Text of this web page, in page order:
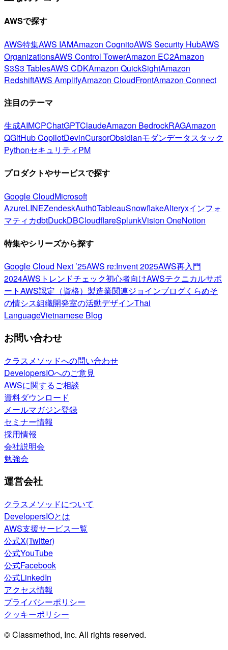
AWSで探す
AWS特集AWS IAMAmazon CognitoAWS Security HubAWS
OrganizationsAWS Control TowerAmazon EC2Amazon
S3S3 TablesAWS CDKAmazon QuickSightAmazon
RedshiftAWS AmplifyAmazon CloudFrontAmazon Connect
注目のテーマ
生成AIMCPChatGPTClaudeAmazon BedrockRAGAmazon
QGitHub CopilotDevinCursorObsidianモダンデータスタック
PythonセキュリティPM
プロダクトやサービスで探す
Google CloudMicrosoft
AzureLINEZendeskAuth0TableauSnowflakeAlteryxインフォ
マティカdbtDuckDBCloudflareSplunkVision OneNotion
特集やシリーズから探す
Google Cloud Next ’25AWS re:Invent 2025AWS再入門
2024AWSトレンドチェック初心者向けAWSテクニカルサポ
ートAWS認定（資格） 製造業関連ジョインブログくらめそ
の情シス組織開発室の活動デザインThai
LanguageVietnamese Blog
お問い合わせ
クラスメソッドへの問い合わせ
DevelopersIOへのご意見
AWSに関するご相談
資料ダウンロード
メールマガジン登録
セミナー情報
採用情報
会社説明会
勉強会
運営会社
クラスメソッドについて
DevelopersIOとは
AWS支援サービス一覧
公式X(Twitter)
公式YouTube
公式Facebook
公式LinkedIn
アクセス情報
プライバシーポリシー
クッキーポリシー
© Classmethod, Inc. All rights reserved.